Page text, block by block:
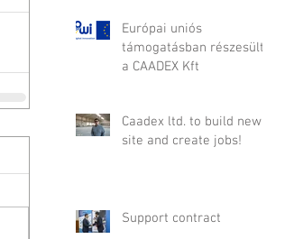
Európai uniós
támogatásban részesült
a CAADEX Kft
Caadex ltd. to build new
site and create jobs!
Support contract